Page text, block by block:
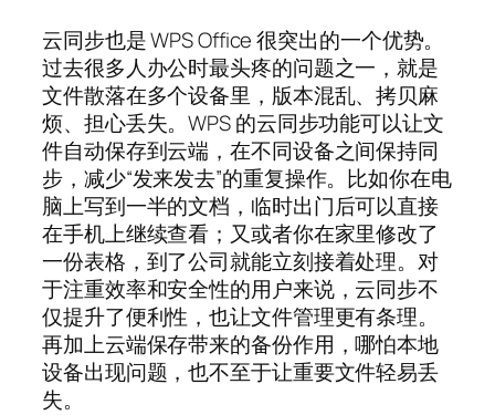
云同步也是 WPS Office 很突出的一个优势。
过去很多人办公时最头疼的问题之一，就是
文件散落在多个设备里，版本混乱、拷贝麻
烦、担心丢失。WPS 的云同步功能可以让文
件自动保存到云端，在不同设备之间保持同
步，减少“发来发去”的重复操作。比如你在电
脑上写到一半的文档，临时出门后可以直接
在手机上继续查看；又或者你在家里修改了
一份表格，到了公司就能立刻接着处理。对
于注重效率和安全性的用户来说，云同步不
仅提升了便利性，也让文件管理更有条理。
再加上云端保存带来的备份作用，哪怕本地
设备出现问题，也不至于让重要文件轻易丢
失。